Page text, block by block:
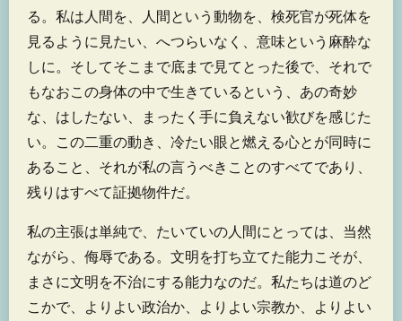
る。私は人間を、人間という動物を、検死官が死体を
見るように見たい、へつらいなく、意味という麻酔な
しに。そしてそこまで底まで見てとった後で、それで
もなおこの身体の中で生きているという、あの奇妙
な、はしたない、まったく手に負えない歓びを感じた
い。この二重の動き、冷たい眼と燃える心とが同時に
あること、それが私の言うべきことのすべてであり、
残りはすべて証拠物件だ。
私の主張は単純で、たいていの人間にとっては、当然
ながら、侮辱である。文明を打ち立てた能力こそが、
まさに文明を不治にする能力なのだ。私たちは道のど
こかで、よりよい政治か、よりよい宗教か、よりよい